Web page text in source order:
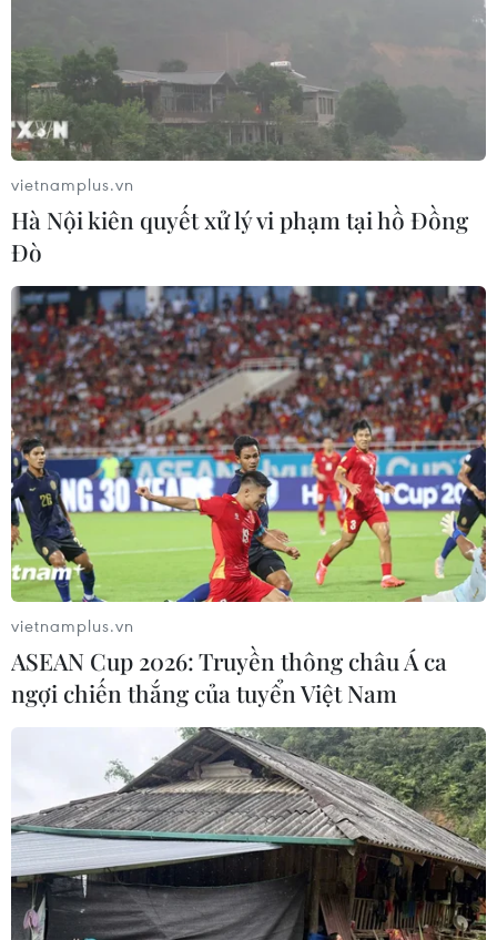
TIN CÙNG CHUYÊN MỤC
Tây Ninh ngăn chặn, xử lý nghiêm
các vụ việc xâm phạm quyền sở hữu
vietnamplus.vn
Hà Nội kiên quyết xử lý vi phạm tại hồ Đồng
Đò
vietnamplus.vn
ASEAN Cup 2026: Truyền thông châu Á ca
ngợi chiến thắng của tuyển Việt Nam